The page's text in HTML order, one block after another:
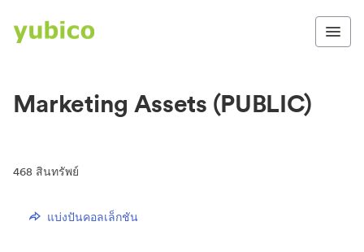
Marketing Assets (PUBLIC)
468 สินทรัพย์
แบ่งปันคอลเล็กชัน